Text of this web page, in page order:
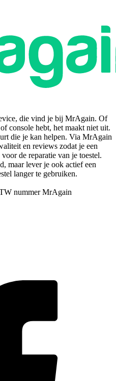
die vind je bij MrAgain. Of
console hebt, het maakt niet uit.
die je kan helpen. Via MrAgain
en reviews zodat je een
de reparatie van je toestel.
maar lever je ook actief een
langer te gebruiken.
nummer MrAgain